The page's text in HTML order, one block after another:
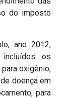
do imposto
ano 2012,
os
oxigênio,
doença em
para